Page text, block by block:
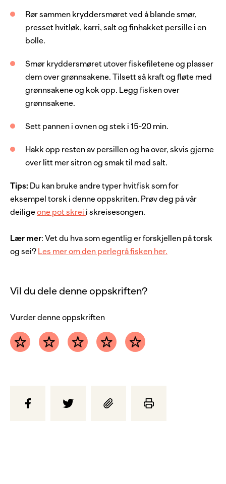
15 stk
småpotet
2
salt
1 ss
smør
0.5 ts
karri
2
hvitløksfedd, finrevet
1 potte persille, frisk
Rør sammen kryddersmøret ved å blande smør,
presset hvitløk, karri, salt og finhakket persille i en
bolle.
Smør kryddersmøret utover fiskefiletene og plasser
dem over grønnsakene. Tilsett så kraft og fløte med
grønnsakene og kok opp. Legg fisken over
grønnsakene.
Sett pannen i ovnen og stek i 15-20 min.
Hakk opp resten av persillen og ha over, skvis gjerne
over litt mer sitron og smak til med salt.
Tips: Du kan bruke andre typer hvitfisk som for
eksempel torsk i denne oppskriten. Prøv deg på vår
deilige one pot skrei i skreisesongen.
Lær mer: Vet du hva som egentlig er forskjellen på torsk
og sei? Les mer om den perlegrå fisken her.
Vil du dele denne oppskriften?
Vurder denne oppskriften